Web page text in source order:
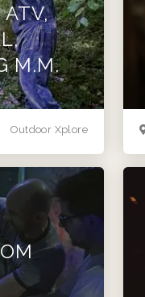
M.M.
Outdoor Xplore